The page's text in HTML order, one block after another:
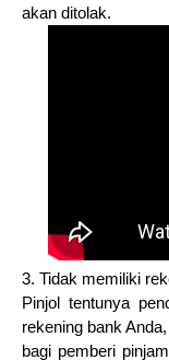
akan ditolak.
3. Tidak memiliki
Pinjol tentunya
rekening bank
bagi pemberi